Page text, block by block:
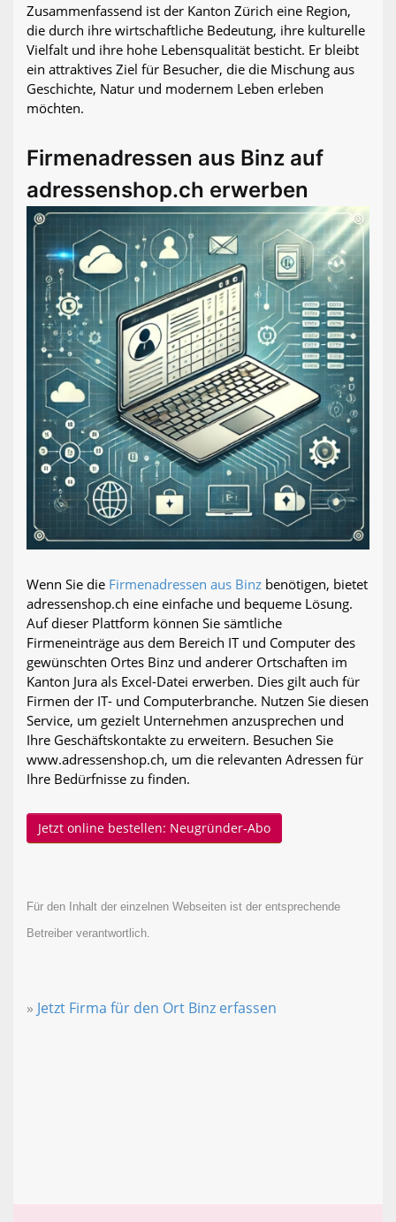
Zusammenfassend ist der Kanton Zürich eine Region,
die durch ihre wirtschaftliche Bedeutung, ihre kulturelle
Vielfalt und ihre hohe Lebensqualität besticht. Er bleibt
ein attraktives Ziel für Besucher, die die Mischung aus
Geschichte, Natur und modernem Leben erleben
möchten.
Firmenadressen aus Binz auf
adressenshop.ch erwerben
Wenn Sie die Firmenadressen aus Binz benötigen, bietet
adressenshop.ch eine einfache und bequeme Lösung.
Auf dieser Plattform können Sie sämtliche
Firmeneinträge aus dem Bereich IT und Computer des
gewünschten Ortes Binz und anderer Ortschaften im
Kanton Jura als Excel-Datei erwerben. Dies gilt auch für
Firmen der IT- und Computerbranche. Nutzen Sie diesen
Service, um gezielt Unternehmen anzusprechen und
Ihre Geschäftskontakte zu erweitern. Besuchen Sie
www.adressenshop.ch, um die relevanten Adressen für
Ihre Bedürfnisse zu finden.
Jetzt online bestellen: Neugründer-Abo
Für den Inhalt der einzelnen Webseiten ist der entsprechende
Betreiber verantwortlich.
» Jetzt Firma für den Ort Binz erfassen